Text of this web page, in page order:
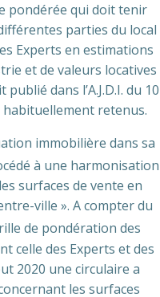
pondérée qui doit tenir
parties du local
Experts en estimations
et de valeurs locatives
dans l’A.J.D.I. du 10
habituellement retenus.
immobilière dans sa
à une harmonisation
surfaces de vente en
ville ». A compter du
de pondération des
celle des Experts et des
2020 une circulaire a
les surfaces